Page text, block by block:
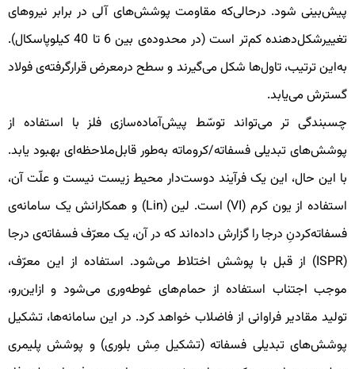
پیش‌بینی شود. درحالی‌که مقاومت پوشش‌های آلی در برابر نیروهای
تغییرشکل‌دهنده کم‌تر است (در محدوده‌ی بین 6 تا 40 کیلوپاسکال).
به‌این ترتیب، تاول‌ها شکل می‌گیرند و سطح درمعرض قرارگرفته‌ی فولاد
گسترش می‌یابد.
چسبندگی تر می‌تواند توسّط پیش‌آماده‌سازی فلز با استفاده از
پوشش‌های تبدیلی فسفاته/کروماته به‌طور قابل‌ملاحظه‌ای بهبود یابد.
با این حال، این یک فرآیند دوست‌دار محیط زیست نیست و علّت آن،
استفاده از یون کرم (VI) است. لین (Lin) و همکارانش یک سامانه‌ی
فسفاته‌کردنِ درجا را گزارش داده‌اند که در آن، یک معرّف فسفاته‌ی درجا
(ISPR) از قبل با پوشش اختلاط می‌شود. استفاده از این معرّف،
موجب اجتناب استفاده از حمام‌های غوطه‌وری می‌شود و ازاین‌رو،
تولید مقادیر فراوانی از فاضلاب خواهد کرد. در این سامانه‌ها، تشکیل
پوشش‌های تبدیلی فسفاته (تشکیل مِش بلوری) و پوشش پلیمری